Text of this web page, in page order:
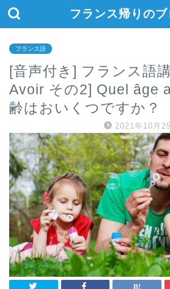
フランス帰りの
フランス語
[音声付き] フランス語
Avoir その2] Quel âge
齢はおいくつですか？
2021年10月